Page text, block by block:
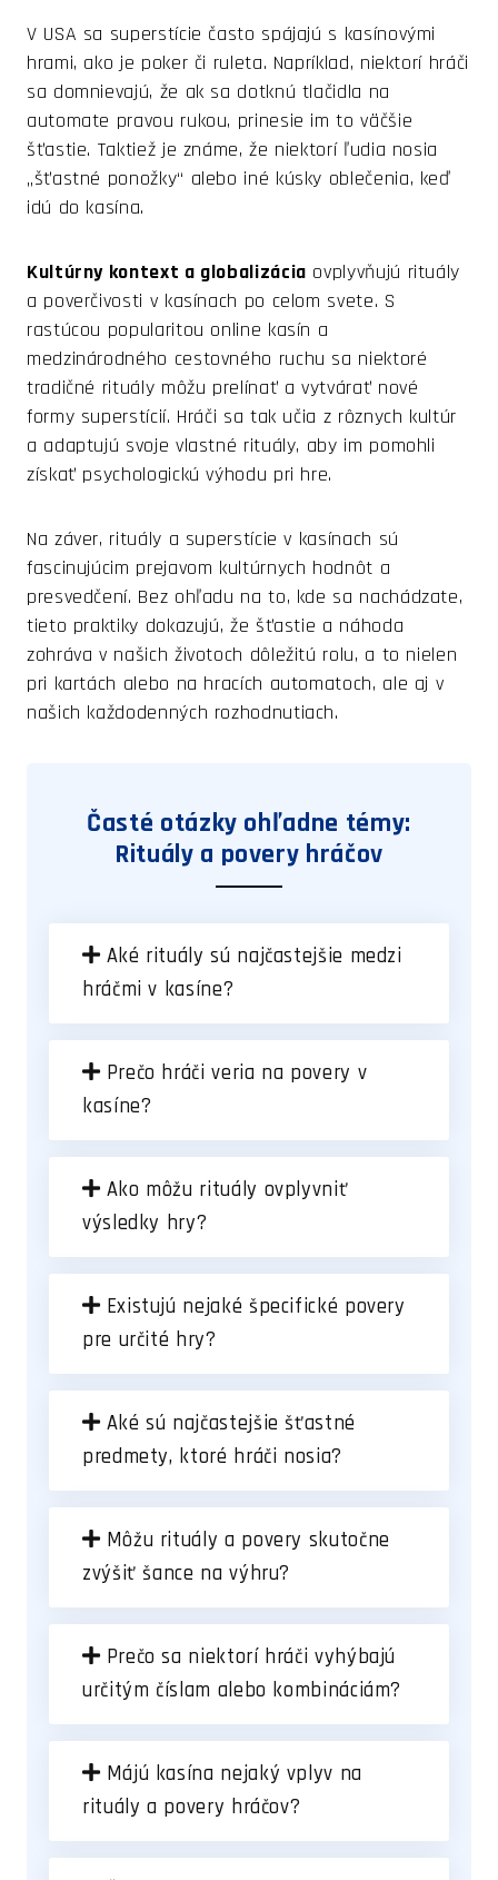
V USA sa superstície často spájajú s kasínovými
hrami, ako je poker či ruleta. Napríklad, niektorí hráči
sa domnievajú, že ak sa dotknú tlačidla na
automate pravou rukou, prinesie im to väčšie
šťastie. Taktiež je známe, že niektorí ľudia nosia
„šťastné ponožky“ alebo iné kúsky oblečenia, keď
idú do kasína.
Kultúrny kontext a globalizácia ovplyvňujú rituály
a poverčivosti v kasínach po celom svete. S
rastúcou popularitou online kasín a
medzinárodného cestovného ruchu sa niektoré
tradičné rituály môžu prelínať a vytvárať nové
formy superstícií. Hráči sa tak učia z rôznych kultúr
a adaptujú svoje vlastné rituály, aby im pomohli
získať psychologickú výhodu pri hre.
Na záver, rituály a superstície v kasínach sú
fascinujúcim prejavom kultúrnych hodnôt a
presvedčení. Bez ohľadu na to, kde sa nachádzate,
tieto praktiky dokazujú, že šťastie a náhoda
zohráva v našich životoch dôležitú rolu, a to nielen
pri kartách alebo na hracích automatoch, ale aj v
našich každodenných rozhodnutiach.
Časté otázky ohľadne témy:
Rituály a povery hráčov
Aké rituály sú najčastejšie medzi
hráčmi v kasíne?
Prečo hráči veria na povery v
kasíne?
Ako môžu rituály ovplyvniť
výsledky hry?
Existujú nejaké špecifické povery
pre určité hry?
Aké sú najčastejšie šťastné
predmety, ktoré hráči nosia?
Môžu rituály a povery skutočne
zvýšiť šance na výhru?
Prečo sa niektorí hráči vyhýbajú
určitým číslam alebo kombináciám?
Májú kasína nejaký vplyv na
rituály a povery hráčov?